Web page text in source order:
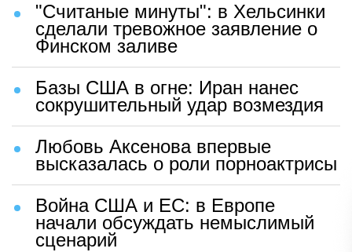
"Считаные минуты": в Хельсинки
сделали тревожное заявление о
Финском заливе
Базы США в огне: Иран нанес
сокрушительный удар возмездия
Любовь Аксенова впервые
высказалась о роли порноактрисы
Война США и ЕС: в Европе
начали обсуждать немыслимый
сценарий